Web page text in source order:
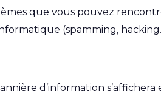
que vous pouvez
(spamming,
d’information